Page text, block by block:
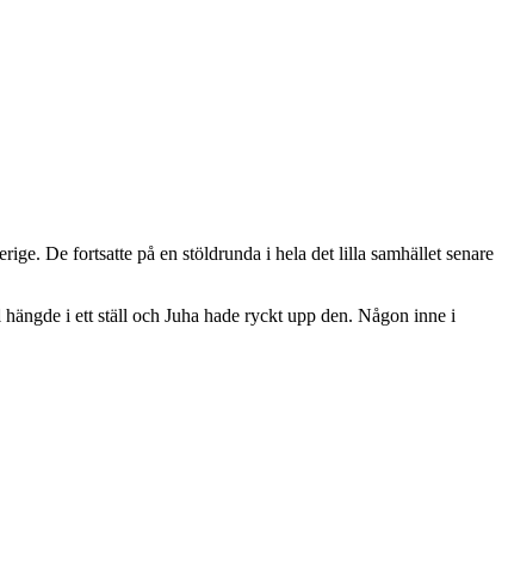
De fortsatte på en stöldrunda i hela det lilla samhället senare
i ett ställ och Juha hade ryckt upp den. Någon inne i